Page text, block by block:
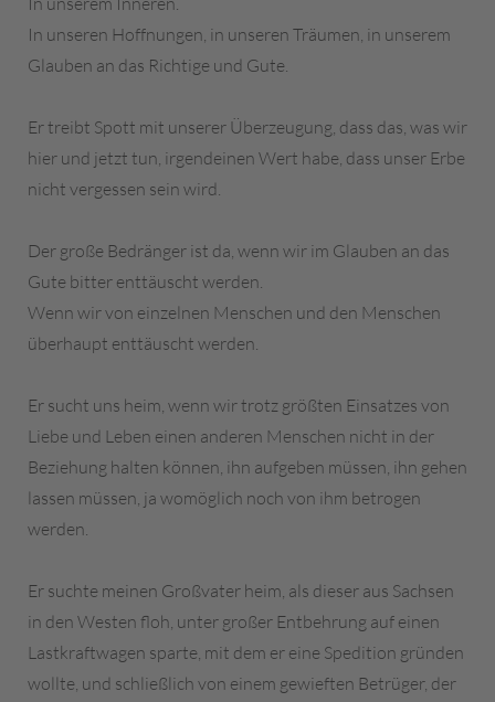
In unseren Hoffnungen, in unseren Träumen, in unserem
Glauben an das Richtige und Gute.
Er treibt Spott mit unserer Überzeugung, dass das, was wir
hier und jetzt tun, irgendeinen Wert habe, dass unser Erbe
nicht vergessen sein wird.
Der große Bedränger ist da, wenn wir im Glauben an das
Gute bitter enttäuscht werden.
Wenn wir von einzelnen Menschen und den Menschen
überhaupt enttäuscht werden.
Er sucht uns heim, wenn wir trotz größten Einsatzes von
Liebe und Leben einen anderen Menschen nicht in der
Beziehung halten können, ihn aufgeben müssen, ihn gehen
lassen müssen, ja womöglich noch von ihm betrogen
werden.
Er suchte meinen Großvater heim, als dieser aus Sachsen
in den Westen floh, unter großer Entbehrung auf einen
Lastkraftwagen sparte, mit dem er eine Spedition gründen
wollte, und schließlich von einem gewieften Betrüger, der